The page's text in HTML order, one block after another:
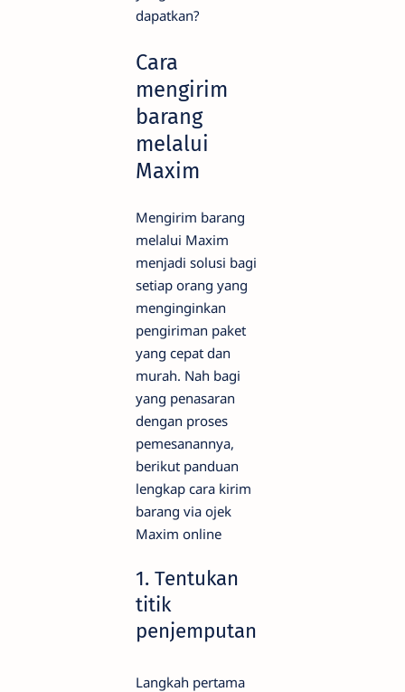
dapatkan?
Cara
mengirim
barang
melalui
Maxim
Mengirim barang
melalui Maxim
menjadi solusi bagi
setiap orang yang
menginginkan
pengiriman paket
yang cepat dan
murah. Nah bagi
yang penasaran
dengan proses
pemesanannya,
berikut panduan
lengkap cara kirim
barang via ojek
Maxim online
1. Tentukan
titik
penjemputan
Langkah pertama